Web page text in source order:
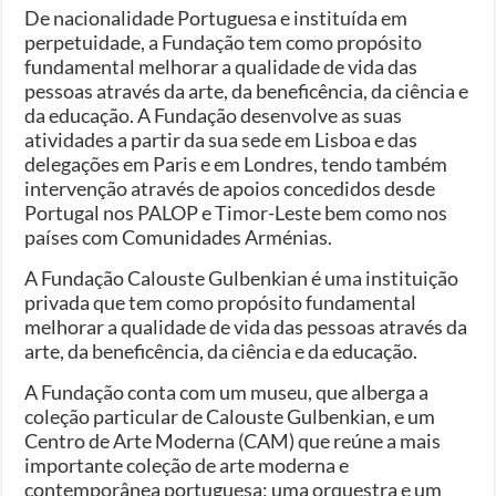
De nacionalidade Portuguesa e instituída em
perpetuidade, a Fundação tem como propósito
fundamental melhorar a qualidade de vida das
pessoas através da arte, da beneficência, da ciência e
da educação. A Fundação desenvolve as suas
atividades a partir da sua sede em Lisboa e das
delegações em Paris e em Londres, tendo também
intervenção através de apoios concedidos desde
Portugal nos PALOP e Timor-Leste bem como nos
países com Comunidades Arménias.
A Fundação Calouste Gulbenkian é uma instituição
privada que tem como propósito fundamental
melhorar a qualidade de vida das pessoas através da
arte, da beneficência, da ciência e da educação.
A Fundação conta com um museu, que alberga a
coleção particular de Calouste Gulbenkian, e um
Centro de Arte Moderna (CAM) que reúne a mais
importante coleção de arte moderna e
contemporânea portuguesa; uma orquestra e um